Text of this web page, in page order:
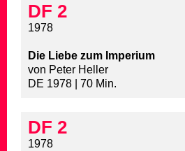
DF 2
1978
Die Liebe zum Imperium
von Peter Heller
DE 1978 | 70 Min.
DF 2
1978